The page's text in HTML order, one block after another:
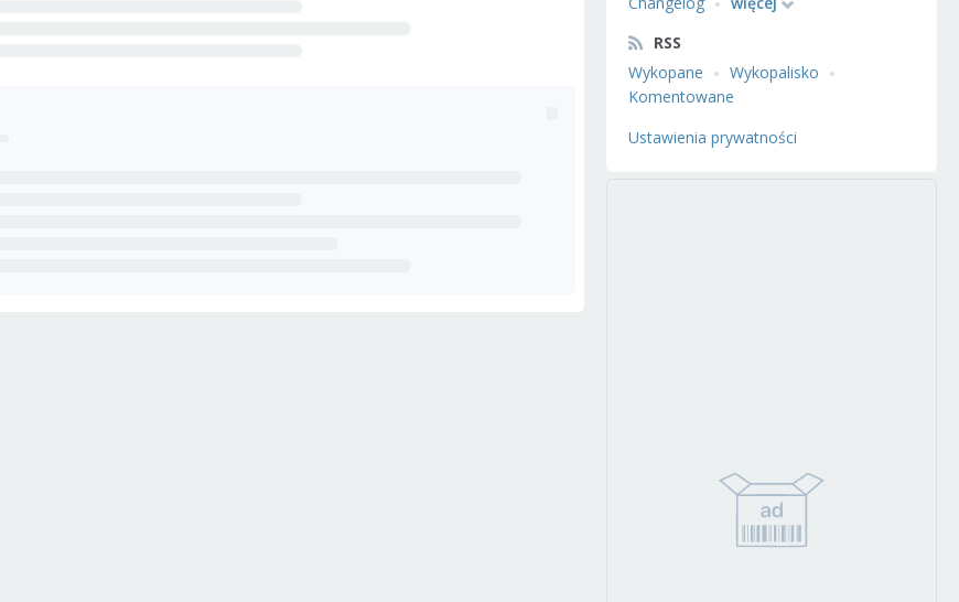
RSS
Wykopane
Wykopalisko
Komentowane
Ustawienia prywatności